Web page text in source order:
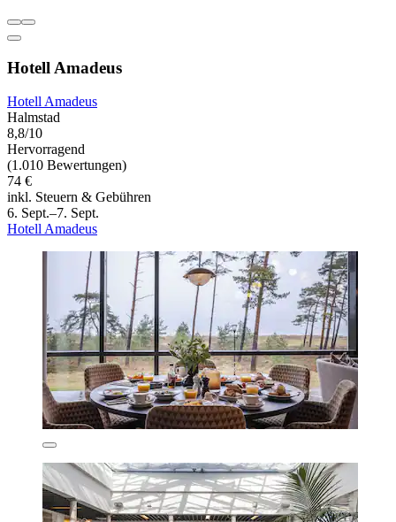
Hotell Amadeus
Hotell Amadeus
Halmstad
8,8/10
Hervorragend
(1.010 Bewertungen)
74 €
inkl. Steuern & Gebühren
6. Sept.–7. Sept.
Hotell Amadeus